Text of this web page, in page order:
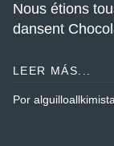
Nous étions
dansent
LEER MÁS...
Por